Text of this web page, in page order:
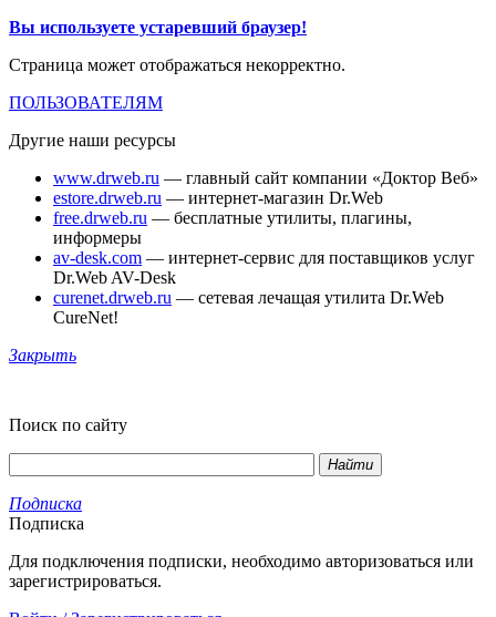
Вы используете устаревший браузер!
Страница может отображаться некорректно.
ПОЛЬЗОВАТЕЛЯМ
Другие наши ресурсы
www.drweb.ru — главный сайт компании «Доктор Веб»
estore.drweb.ru — интернет-магазин Dr.Web
free.drweb.ru — бесплатные утилиты, плагины,
информеры
av-desk.com — интернет-сервис для поставщиков услуг
Dr.Web AV-Desk
curenet.drweb.ru — сетевая лечащая утилита Dr.Web
CureNet!
Закрыть
Поиск по сайту
Найти
Подписка
Подписка
Для подключения подписки, необходимо авторизоваться или
зарегистрироваться.